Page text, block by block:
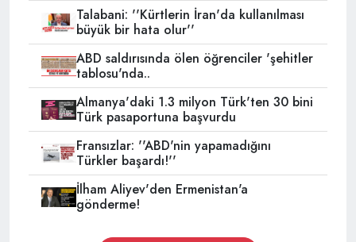
Talabani: ''Kürtlerin İran'da kullanılması
büyük bir hata olur''
ABD saldırısında ölen öğrenciler 'şehitler
tablosu'nda..
Almanya'daki 1.3 milyon Türk'ten 30 bini
Türk pasaportuna başvurdu
Fransızlar: ''ABD'nin yapamadığını
Türkler başardı!''
İlham Aliyev'den Ermenistan'a
gönderme!